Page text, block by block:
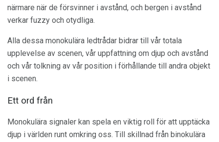
närmare när de försvinner i avstånd, och bergen i avstånd
verkar fuzzy och otydliga.
Alla dessa monokulära ledtrådar bidrar till vår totala
upplevelse av scenen, vår uppfattning om djup och avstånd
och vår tolkning av vår position i förhållande till andra objekt
i scenen.
Ett ord från
Monokulära signaler kan spela en viktig roll för att upptäcka
djup i världen runt omkring oss. Till skillnad från binokulära